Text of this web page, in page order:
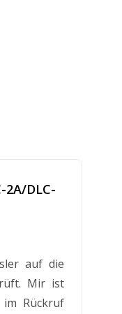
2A/DLC-
auf die
Mir ist
Rückruf